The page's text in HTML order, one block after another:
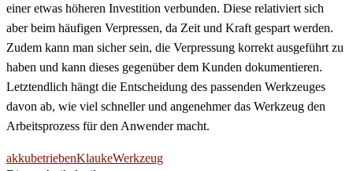
einer etwas höheren Investition verbunden. Diese relativiert sich
aber beim häufigen Verpressen, da Zeit und Kraft gespart werden.
Zudem kann man sicher sein, die Verpressung korrekt ausgeführt zu
haben und kann dieses gegenüber dem Kunden dokumentieren.
Letztendlich hängt die Entscheidung des passenden Werkzeuges
davon ab, wie viel schneller und angenehmer das Werkzeug den
Arbeitsprozess für den Anwender macht.
akkubetriebenKlaukeWerkzeug